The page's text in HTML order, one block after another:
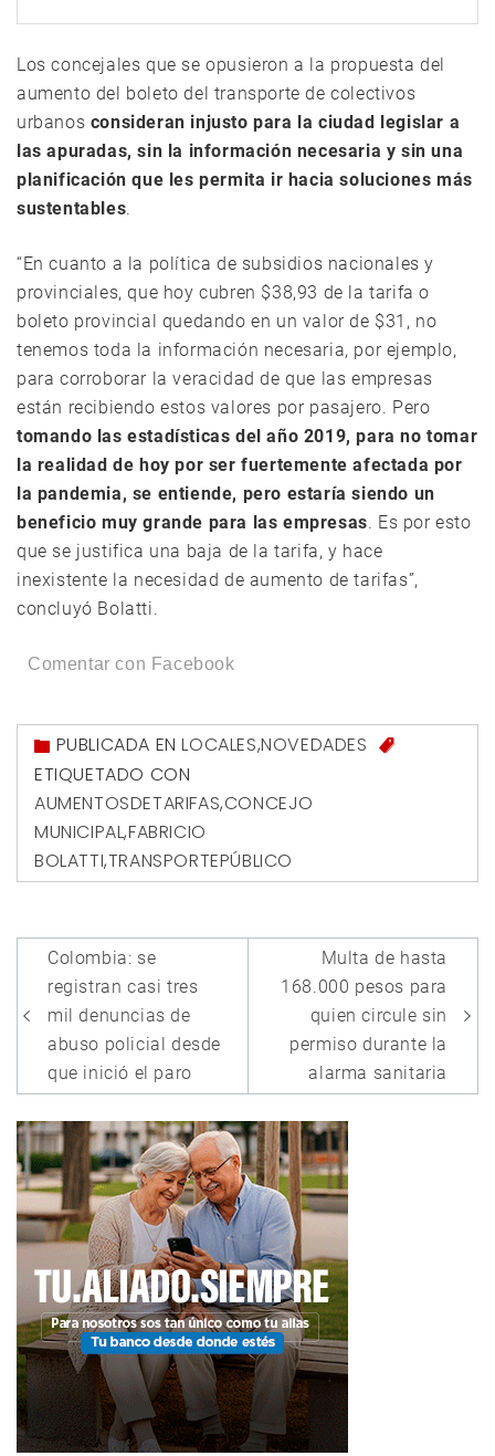
Los concejales que se opusieron a la propuesta del
aumento del boleto del transporte de colectivos
urbanos consideran injusto para la ciudad legislar a
las apuradas, sin la información necesaria y sin una
planificación que les permita ir hacia soluciones más
sustentables.
“En cuanto a la política de subsidios nacionales y
provinciales, que hoy cubren $38,93 de la tarifa o
boleto provincial quedando en un valor de $31, no
tenemos toda la información necesaria, por ejemplo,
para corroborar la veracidad de que las empresas
están recibiendo estos valores por pasajero. Pero
tomando las estadísticas del año 2019, para no tomar
la realidad de hoy por ser fuertemente afectada por
la pandemia, se entiende, pero estaría siendo un
beneficio muy grande para las empresas. Es por esto
que se justifica una baja de la tarifa, y hace
inexistente la necesidad de aumento de tarifas”,
concluyó Bolatti.
Comentar con Facebook
PUBLICADA ENLOCALES,NOVEDADES
ETIQUETADO CON
AUMENTOSDETARIFAS,CONCEJO
MUNICIPAL,FABRICIO
BOLATTI,TRANSPORTEPÚBLICO
Navegación
de
entradas
Colombia: se
registran casi tres
mil denuncias de
abuso policial desde
que inició el paro
Multa de hasta
168.000 pesos para
quien circule sin
permiso durante la
alarma sanitaria